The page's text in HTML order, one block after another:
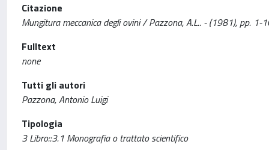
Citazione
Mungitura meccanica degli ovini / Pazzona, A.L.. - (1981), pp. 1-
Fulltext
none
Tutti gli autori
Pazzona, Antonio Luigi
Tipologia
3 Libro::3.1 Monografia o trattato scientifico